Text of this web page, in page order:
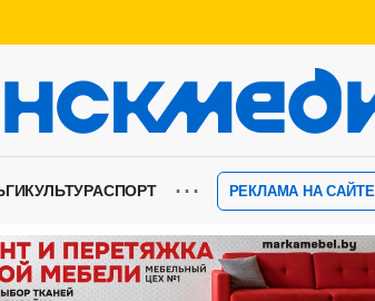
КУЛЬТУРАСПОРТ ⋯ РЕКЛАМА НА САЙТЕ